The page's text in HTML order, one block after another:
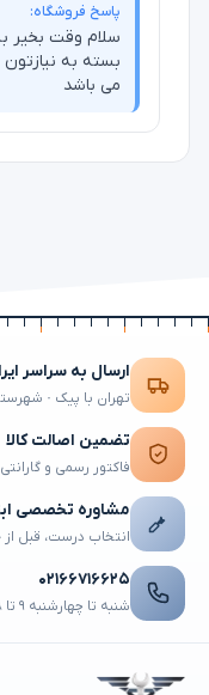
پاسخ فروشگاه:
سلام وقت بخیر
بسته به
می باشد
ارسال به سراسر
تهران با پیک ·
تضمین اصالت کالا
فاکتور رسمی و
مشاوره تخصصی
انتخاب درست، قبل از
۰۲۱۶۶۷۱۶۶۲۵
شنبه تا چهارشنبه ۹ تا ۱۸